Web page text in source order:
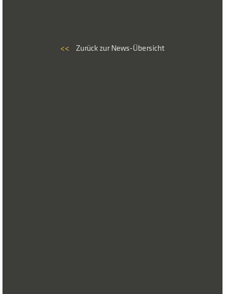
<< Zurück zur News-Übersicht